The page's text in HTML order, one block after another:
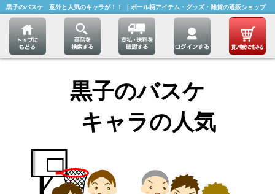
黒子のバスケ 意外と人気のキャラが！！ ｜ボール柄アイテム・グッズ・雑貨の通販ショップ
黒子のバスケ
キャラの人気